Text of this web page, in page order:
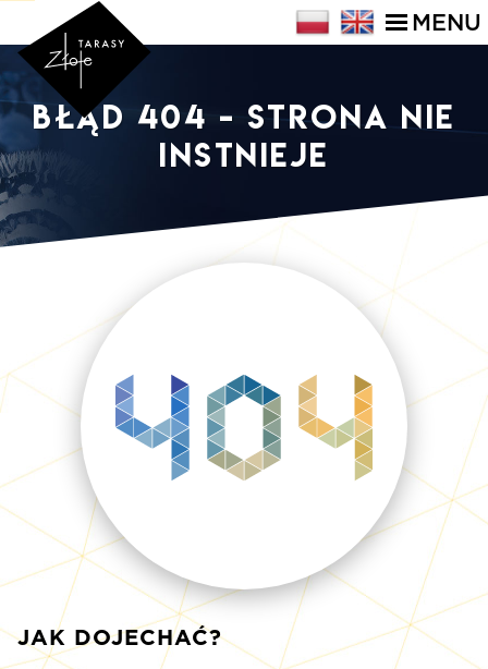
MENU
Błąd 404 - strona nie
instnieje
JAK DOJECHAĆ?